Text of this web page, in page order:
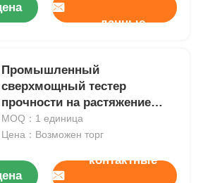
данные
Промышленный
сверхмощный тестер
прочности на растяжение
УП-2003 с двойной
конструкцией колонки
MOQ：1 единица
Цена：Возможен торг
контактные